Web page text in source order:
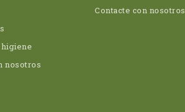
nosotros
Contacte con nosotros